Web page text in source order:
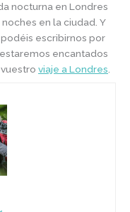
nocturna en Londres
en la ciudad. Y
escribirnos por
encantados
viaje a Londres